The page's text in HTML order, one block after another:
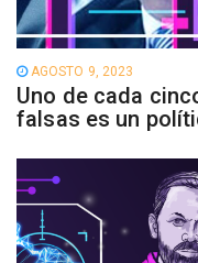
AGOSTO 9, 2023
Uno de cada
falsas es un